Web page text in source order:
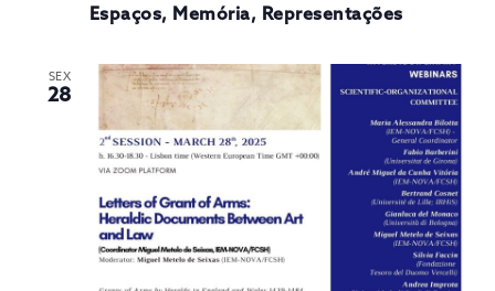
Espaços, Memória, Representações
SEX
28